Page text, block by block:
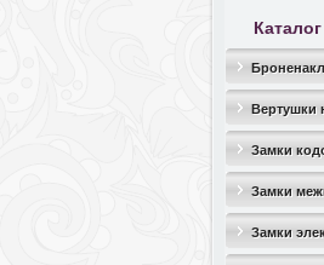
Каталог
Вертушки
Замки
Замки
Замки